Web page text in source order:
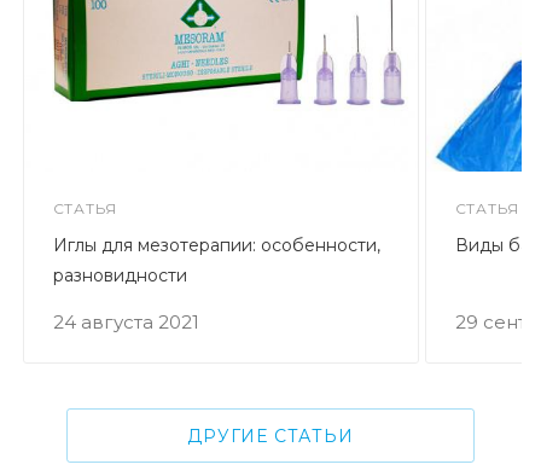
СТАТЬЯ
24 августа 2021
Иглы для мезотерапии: особенности,
разновидности
СТАТЬЯ
29
Виды
ДРУГИЕ СТАТЬИ